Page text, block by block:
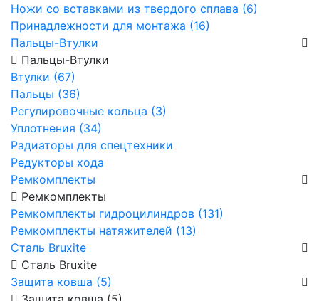
Ножи со вставками из твердого сплава (6)
Принадлежности для монтажа (16)
Пальцы-Втулки
Пальцы-Втулки
Втулки (67)
Пальцы (36)
Регулировочные кольца (3)
Уплотнения (34)
Радиаторы для спецтехники
Редукторы хода
Ремкомплекты
Ремкомплекты
Ремкомплекты гидроцилиндров (131)
Ремкомплекты натяжителей (13)
Сталь Bruxite
Сталь Bruxite
Защита ковша (5)